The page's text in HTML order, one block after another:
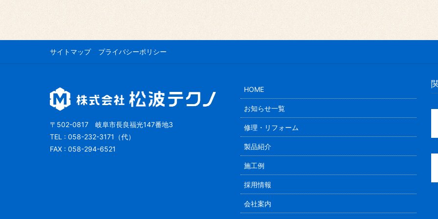
サイトマップ プライバシーポリシー
〒502-0817 岐阜市長良福光147番地3
TEL : 058-232-3171（代）
FAX : 058-294-6521
HOME
お知らせ一覧
修理・リフォーム
製品紹介
施工例
採用情報
会社案内